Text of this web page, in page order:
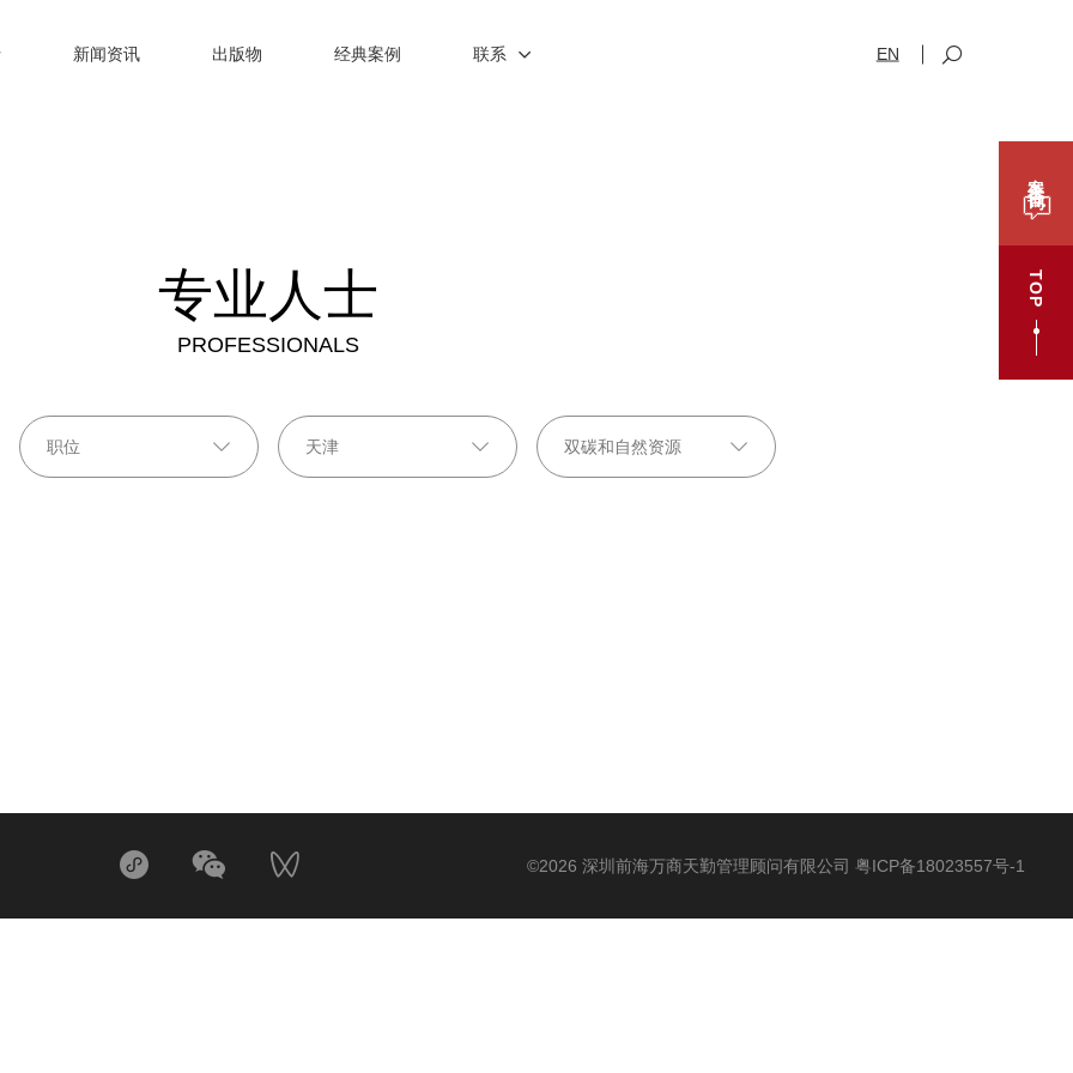
新闻资讯 出版物 经典案例 联系 EN
TOP
专业人士
PROFESSIONALS
©2026 深圳前海万商天勤管理顾问有限公司 粤ICP备18023557号-1